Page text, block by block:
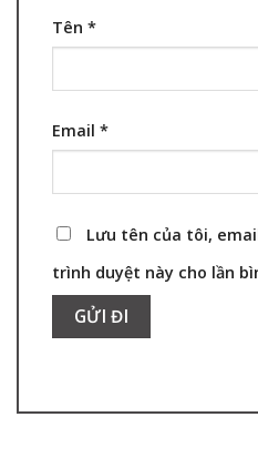
Tên *
Email *
Lưu tên của tôi,
trình duyệt này cho lần